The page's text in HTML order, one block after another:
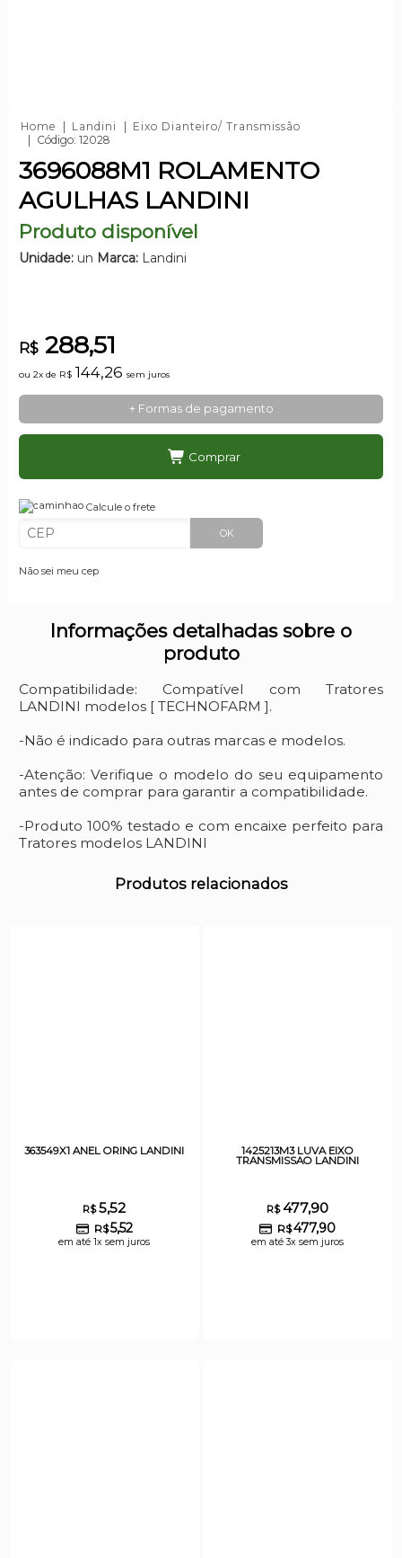
Home Landini
Eixo Dianteiro/ Transmissão
Código: 12028
3696088M1 ROLAMENTO
AGULHAS LANDINI
Produto disponível
Unidade:un Marca:Landini
R$288,51
ou 2x de R$144,26 sem juros
+ Formas de pagamento
Comprar
Calcule o frete
OK
Não sei meu cep
Informações detalhadas sobre o
produto
Compatibilidade: Compatível com Tratores
LANDINI modelos [ TECHNOFARM ].
-Não é indicado para outras marcas e modelos.
-Atenção: Verifique o modelo do seu equipamento
antes de comprar para garantir a compatibilidade.
-Produto 100% testado e com encaixe perfeito para
Tratores modelos LANDINI
Produtos relacionados
363549X1 ANEL ORING LANDINI
R$5,52
R$5,52
em até 1x sem juros
1425213M3 LUVA EIXO
TRANSMISSAO LANDINI
R$477,90
R$477,90
em até 3x sem juros